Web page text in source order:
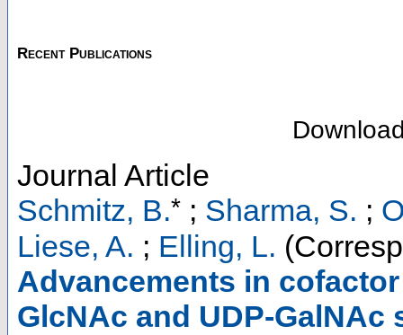
Recent Publications
Journal Article
Schmitz, B.* ; Sharma, S. ;
Liese, A. ; Elling, L.
Advancements in
GlcNAc and UDP-GalNAc